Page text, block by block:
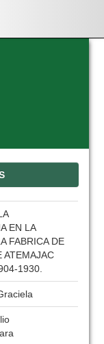
EN LA
FABRICA DE
ATEMAJAC
1930.